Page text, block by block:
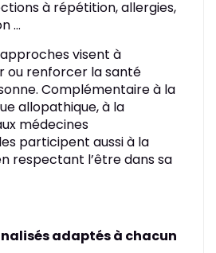
à répétition, allergies,
…
visent à
ou renforcer la santé
Complémentaire à la
allopathique, à la
médecines
participent aussi à la
respectant l’être dans sa
adaptés à chacun